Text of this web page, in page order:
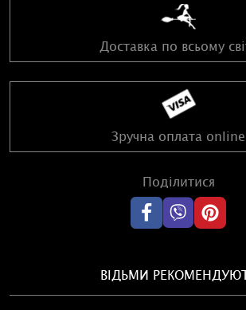
Доставка по всьому
Зручна оплата online
Поділитися
ВІДЬМИ